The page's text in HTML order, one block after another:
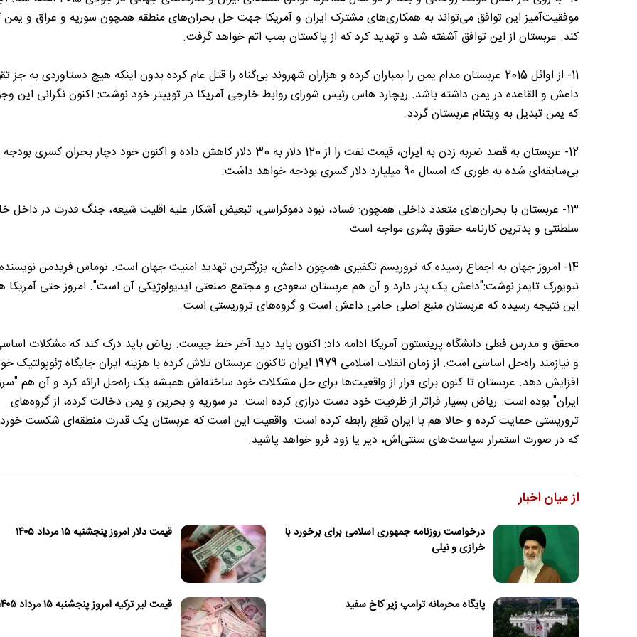
موفقیت‌آمیز این توافق می‌تواند به همکاری‌های مشترک ایران و آمریکا جهت حل بحران‌های منطقه همچون سوریه و عراق و
کند. عربستان از این توافق آشفته شد و تهدید کرد که از پاکستان بمب اتم خواهد گرفت.
11- از اوائل 2015 عربستان مدام یمن را بمباران کرده و هزاران شهروند بی‌گناه را قتل عام کرده بدون اینکه هیچ دستاوردی به جز
داعش و القاعده در یمن داشته باشد. ریچارد هاس رئیس شورای روابط خارجی آمریکا در توییتر خود نوشت: اکنون نگرانی این
که یمن تبدیل به ویتنام عربستان گردد.
12- عربستان به قصد ضربه زدن به ایران، قیمت نفت را از 120 دلار به 30 دلار کاهش داده و اکنون خود دچار بحران کسری بودجه
بی‌سابقه‌ای شده به طوری که امسال 90 میلیارد دلار کسری بودجه خواهد داشت.
13- عربستان با بحران‌های متعدد داخلی همچون: فساد، نبود دموکراسی، تبعیض آشکار علیه اقلیت شیعه، جنگ قدرت در داخل
سلطنتی و بدترین کارنامه حقوق بشری مواجه است.
14- امروز جهان به اجماع رسیده که تروریسم تکفیری همچون داعش، بزرگترین تهدید امنیت جهان است. توماس فریدمن
نیویورک تایمز نوشت:"داعش یک پدر دارد و آن هم عربستان سعودی و مجتمع صنعتی ایدیولوژیکی آن است". امروز حتی آمریکا
این نتیجه رسیده که عربستان منبع اصلی حامی داعش است و گروه‌های تروریستی است.
محقق و مدرس فعلی دانشگاه پرینستون آمریکا ادامه داد: اکنون باید دید آخر خط چیست. ریاض باید درک کند که مشکلات
و نیازمند راه‌حل اساسی است. از زمان انقلاب اسلامی 1979 ایران تاکنون عربستان تلاش کرده با هزینه ایران جایگاه
افزایش دهد. عربستان تا کنون برای فرار از واقعیت‌ها برای حل مشکلات خود ساخته‌اش همیشه یک راه‌حل ارائه کرد و آن هم
ایران" بوده است. ریاض بسیار فراتر از ظرفیت خود دست درازی کرده است. در سوریه و بحرین و یمن دخالت کرده، از گروه‌های
تروریستی حمایت کرده و حالا هم با ایران قطع رابطه کرده است. واقعیت این است که عربستان یک قدرت منطقه‌ای شکست
که در صورت استمرار سیاست‌های سنتی‌اش، دیر یا زود فرو خواهد پاشید.
از میان اخبار
درخواست روزنامه جمهوری اسلامی برای برخورد با
خرازی و نیلی
قیمت دلار امروز پنجشنبه ۱۵ مرداد ۱۴۰۵
پایگاه محرمانه ترامپ زیر کاخ سفید قیمت لیر ترکیه امروز پنجشنبه ۱۵ مرداد ۱۴۰۵